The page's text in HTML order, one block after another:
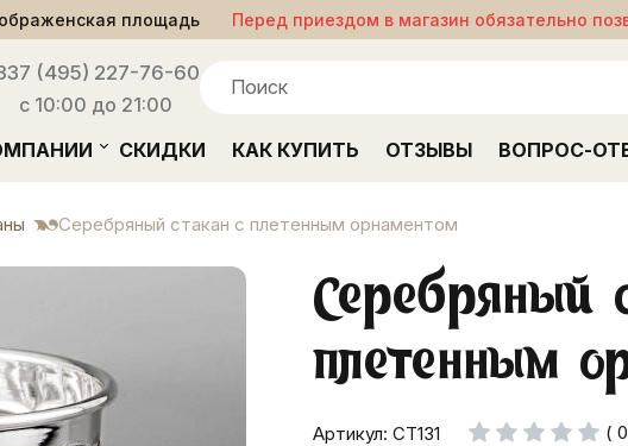
площадь Перед приездом в магазин обязательно
7 (495) 227-76-60
с 10:00 до 21:00
СКИДКИ КАК КУПИТЬ ОТЗЫВЫ ВОПРОС-
Серебряный стакан с плетенным орнаментом
Серебряный
плетенным
Артикул: СТ131 (